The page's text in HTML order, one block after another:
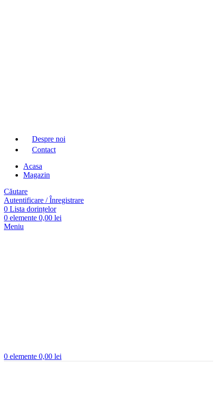
Despre noi
Contact
Acasa
Magazin
Căutare
Autentificare / Înregistrare
0 Lista dorințelor
0 elemente 0,00 lei
Meniu
0 elemente 0,00 lei